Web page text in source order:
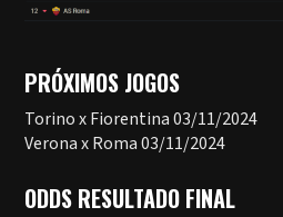
PRÓXIMOS JOGOS
Torino x Fiorentina 03/11/2024
Verona x Roma 03/11/2024
ODDS RESULTADO FINAL